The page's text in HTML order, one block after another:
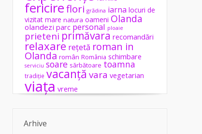
fericireflori grădina iarna locuri de
vizitat mare natura oameni Olanda
olandezi parc personal ploaie
prieteni primăvara recomandări
relaxare rețetă roman in
Olanda român România schimbare
serviciu soare sărbătoare toamna
tradiție vacanță vara vegetarian
viața vreme
Arhive